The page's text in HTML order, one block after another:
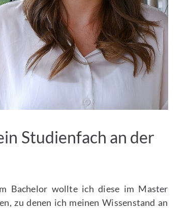
Studienfach an der
Bachelor wollte ich diese im Master
zu denen ich meinen Wissenstand an